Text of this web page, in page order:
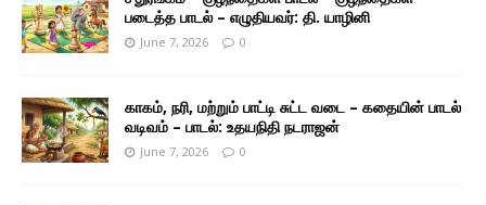
படைத்த பாடல் – எழுதியவர்: தி. யாழினி
June 7, 2026 0
காகம், நரி, மற்றும் பாட்டி சுட்ட வடை – கதையின் பாடல்
வடிவம் – பாடல்: உதயநிதி நடராஜன்
June 7, 2026 0